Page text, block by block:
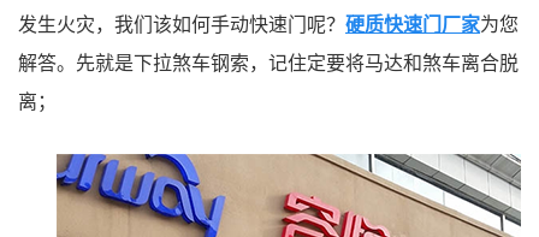
发生火灾，我们该如何手动快速门呢？ 硬质快速门厂家为您
解答。先就是下拉煞车钢索，记住定要将马达和煞车离合脱
离；